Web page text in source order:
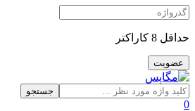
حداقل 8 کاراکتر
جستجو
0